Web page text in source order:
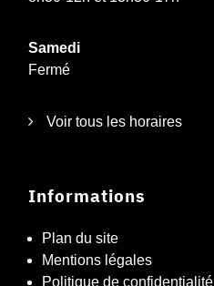
Samedi
Fermé
Voir tous les horaires
Informations
Plan du site
Mentions légales
Politique de confidentialité